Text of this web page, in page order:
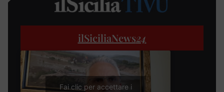
ilSiciliaNews24
Fai clic per accettare i